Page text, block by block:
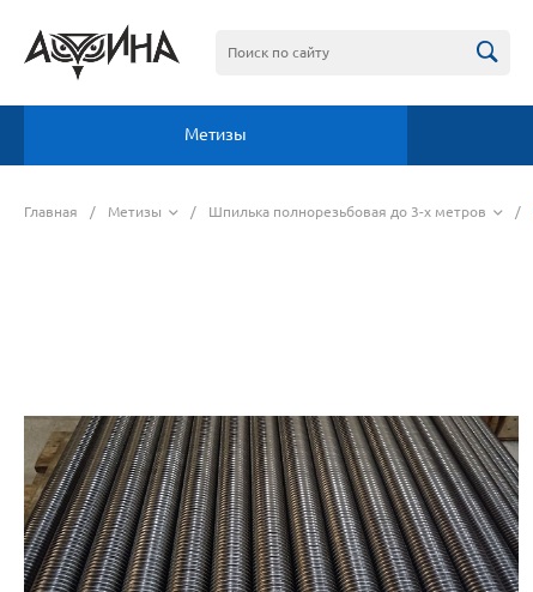
Метизы
Главная / Метизы / Шпилька полнорезьбовая до 3-х метров /